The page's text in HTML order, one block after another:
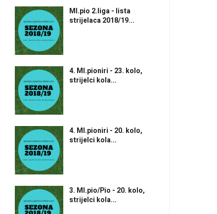
Ml.pio 2.liga - lista
strijelaca 2018/19...
4. Ml.pioniri - 23. kolo,
strijelci kola...
4. Ml.pioniri - 20. kolo,
strijelci kola...
3. Ml.pio/Pio - 20. kolo,
strijelci kola...